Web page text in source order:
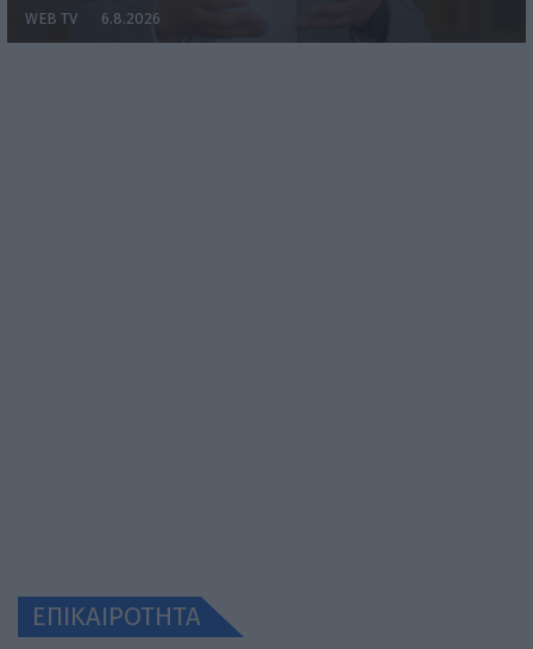
WEB TV 6.8.2026
ΕΠΙΚΑΙΡΟΤΗΤΑ